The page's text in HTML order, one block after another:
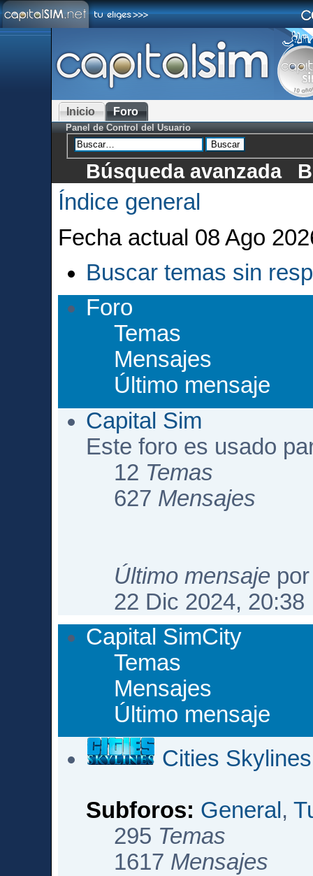
Inicio Foro
Panel de Control del Usuario
Búsqueda avanzada
Índice general
Fecha actual 08 Ago
Buscar temas sin
Foro
Temas
Mensajes
Último mensaje
Capital Sim
Este foro es usado
12 Temas
627 Mensajes
Último mensaje
22 Dic 2024, 20:38
Capital SimCity
Temas
Mensajes
Último mensaje
Cities Skylines
Subforos: General ,
295 Temas
1617 Mensajes